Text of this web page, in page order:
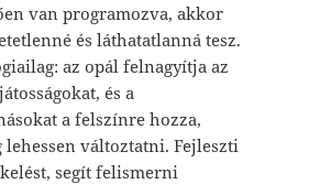
van programozva, akkor
és láthatatlanná tesz.
az opál felnagyítja az
és a
a felszínre hozza,
lehessen változtatni. Fejleszti
segít felismerni